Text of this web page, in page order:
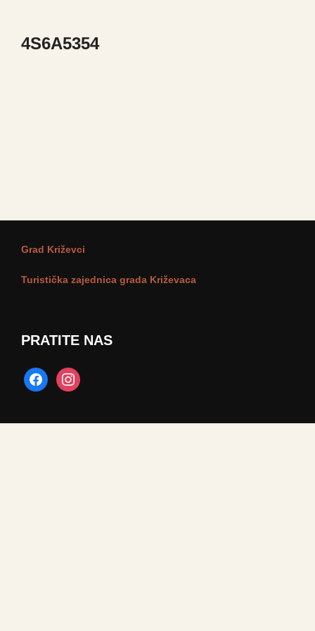
4S6A5354
Grad Križevci
Turistička zajednica grada Križevaca
PRATITE NAS